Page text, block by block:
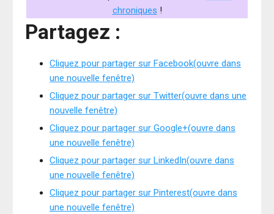
chroniques !
Partagez :
Cliquez pour partager sur Facebook(ouvre dans
une nouvelle fenêtre)
Cliquez pour partager sur Twitter(ouvre dans une
nouvelle fenêtre)
Cliquez pour partager sur Google+(ouvre dans
une nouvelle fenêtre)
Cliquez pour partager sur LinkedIn(ouvre dans
une nouvelle fenêtre)
Cliquez pour partager sur Pinterest(ouvre dans
une nouvelle fenêtre)